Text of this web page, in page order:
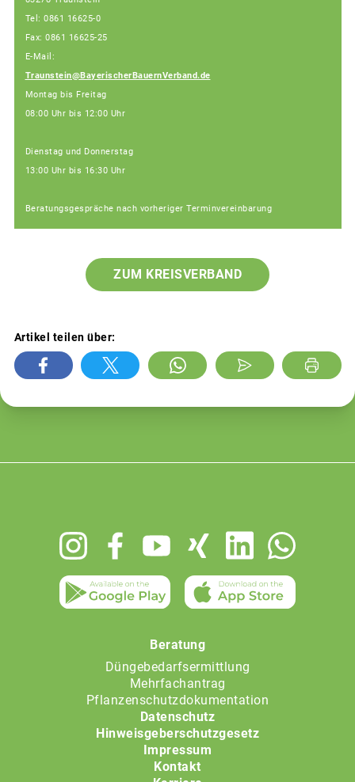
Tel: 0861 16625-0
Fax: 0861 16625-25
E-Mail:
Traunstein@BayerischerBauernVerband.de
Montag bis Freitag
08:00 Uhr bis 12:00 Uhr
Dienstag und Donnerstag
13:00 Uhr bis 16:30 Uhr
Beratungsgespräche nach vorheriger Terminvereinbarung
ZUM KREISVERBAND
Artikel teilen über:
Beratung
Düngebedarfsermittlung
Mehrfachantrag
Pflanzenschutzdokumentation
Datenschutz
Hinweisgeberschutzgesetz
Impressum
Kontakt